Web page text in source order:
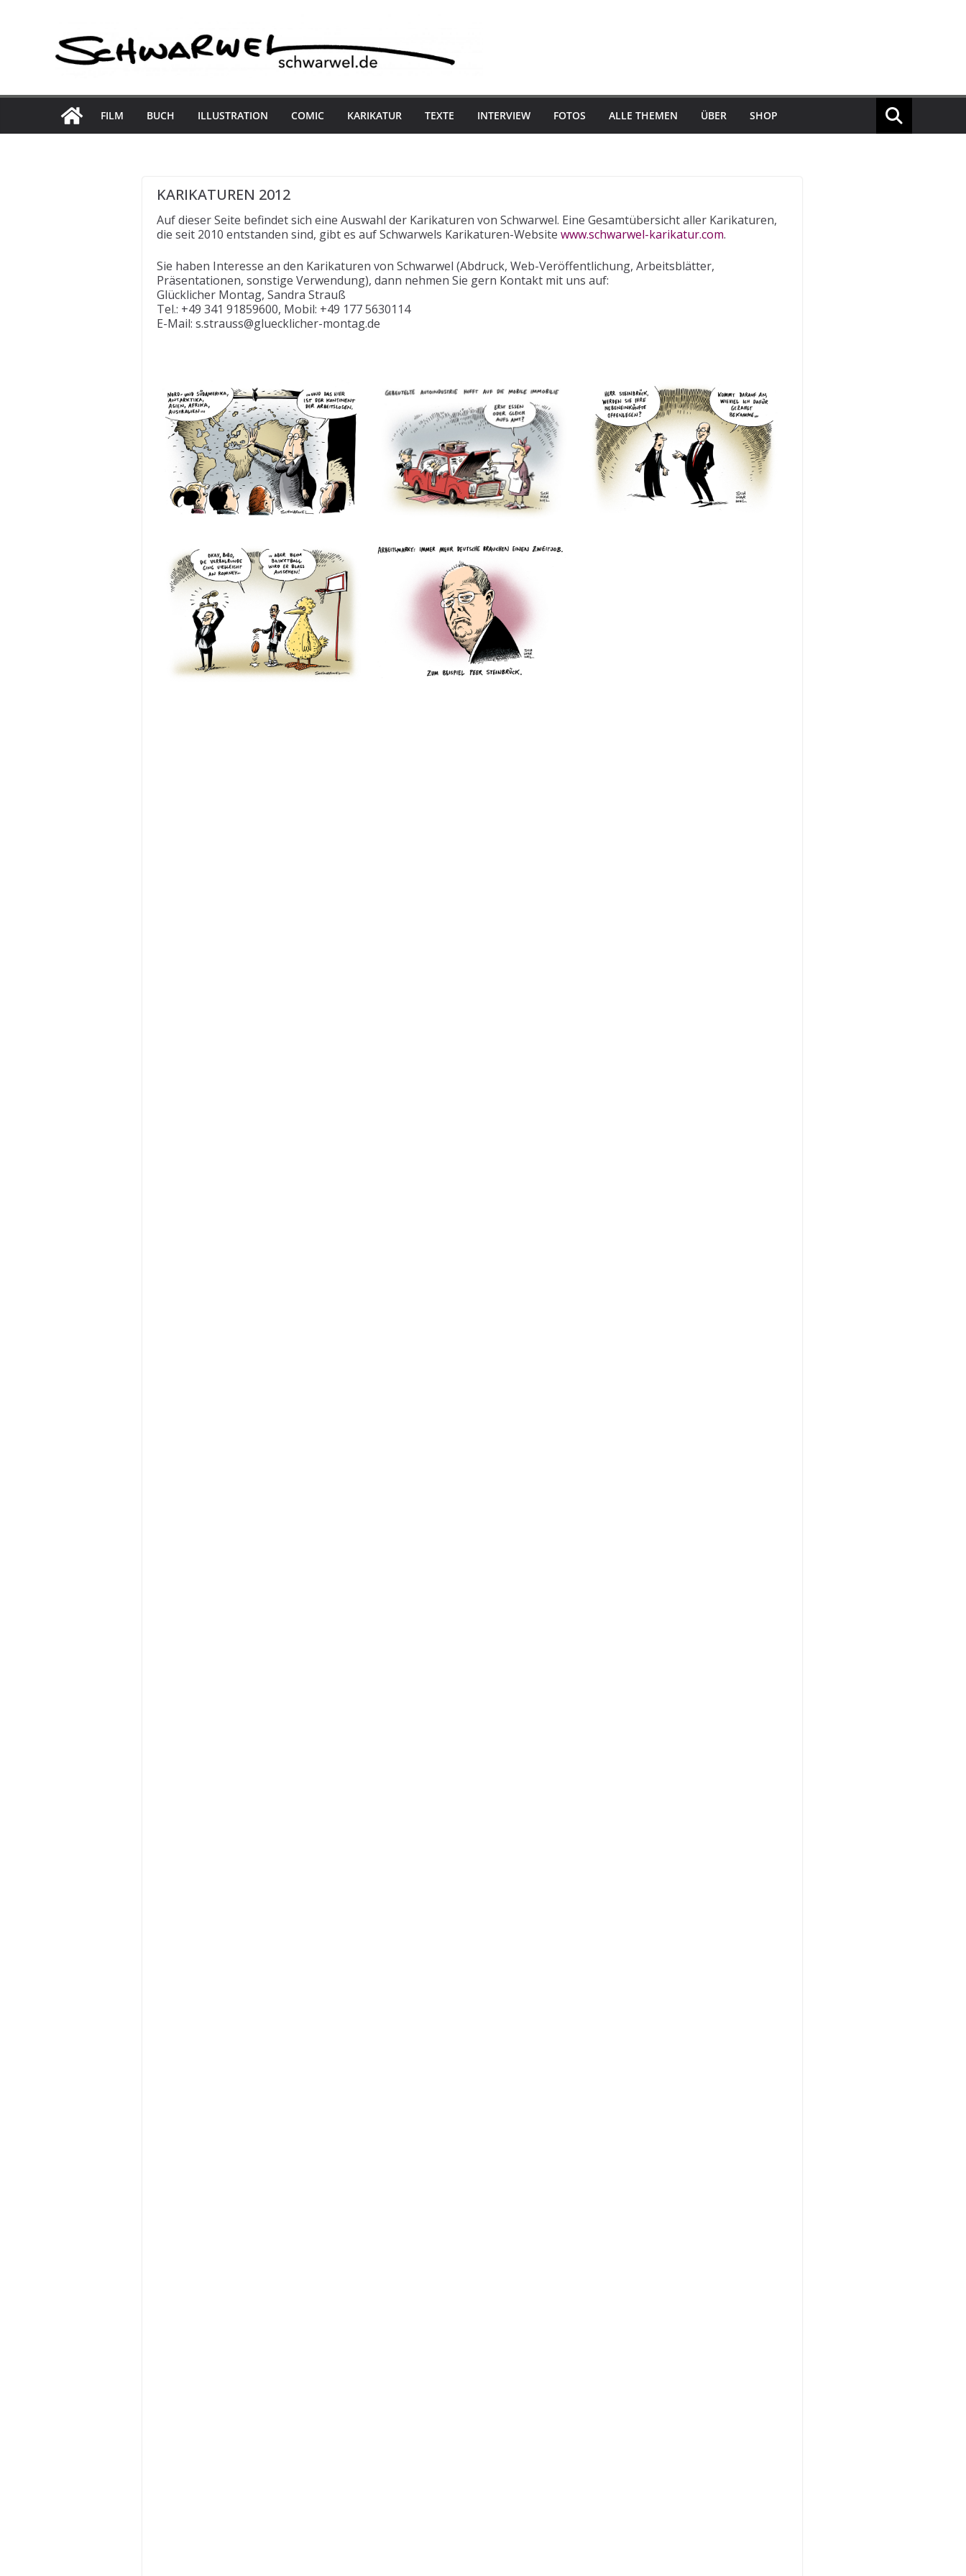
FILM BUCH ILLUSTRATION COMIC KARIKATUR TEXTE INTERVIEW FOTOS ALLE THEMEN ÜBER SHOP
KARIKATUREN 2012
Auf dieser Seite befindet sich eine Auswahl der Karikaturen von Schwarwel. Eine Gesamtübersicht aller Karikaturen,
die seit 2010 entstanden sind, gibt es auf Schwarwels Karikaturen-Website www.schwarwel-karikatur.com.
Sie haben Interesse an den Karikaturen von Schwarwel (Abdruck, Web-Veröffentlichung, Arbeitsblätter,
Präsentationen, sonstige Verwendung), dann nehmen Sie gern Kontakt mit uns auf:
Glücklicher Montag, Sandra Strauß
Tel.: +49 341 91859600, Mobil: +49 177 5630114
E-Mail: s.strauss@gluecklicher-montag.de